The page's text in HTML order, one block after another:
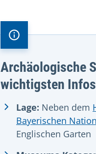
Archäologische
wichtigsten
Lage: Neben dem
Bayerischen
Englischen Garten